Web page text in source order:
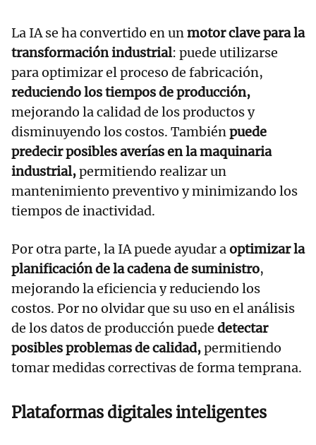
La IA se ha convertido en unmotor clave para la
transformación industrial: puede utilizarse
para optimizar el proceso de fabricación,
reduciendo los tiempos de producción,
mejorando la calidad de los productos y
disminuyendo los costos. Tambiénpuede
predecir posibles averías en la maquinaria
industrial,permitiendo realizar un
mantenimiento preventivo y minimizando los
tiempos de inactividad.
Por otra parte, la IA puede ayudar aoptimizar la
planificación de la cadena de suministro,
mejorando la eficiencia y reduciendo los
costos. Por no olvidar que su uso en el análisis
de los datos de producción puede detectar
posibles problemas de calidad,permitiendo
tomar medidas correctivas de forma temprana.
Plataformas digitales inteligentes